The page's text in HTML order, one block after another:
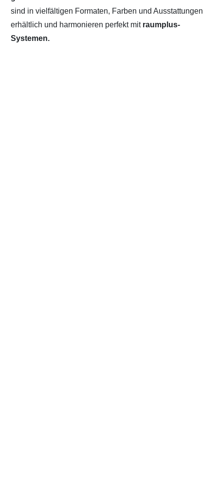
sind in vielfältigen Formaten, Farben und Ausstattungen
erhältlich und harmonieren perfekt mit raumplus-
Systemen.